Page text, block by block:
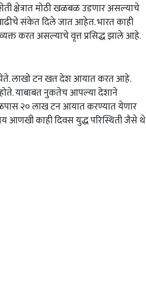
क्षेत्रात मोठी खळबळ उडणार असल्याचे
संकेत दिले जात आहेत. भारत काही
करत असल्याचे वृत्त प्रसिद्ध झाले आहे.
लाखो टन खत देश आयात करत आहे.
याबाबत नुकतेच आपल्या देशाने
२० लाख टन आयात करण्यात येणार
आणखी काही दिवस युद्ध परिस्थिती जैसे थे